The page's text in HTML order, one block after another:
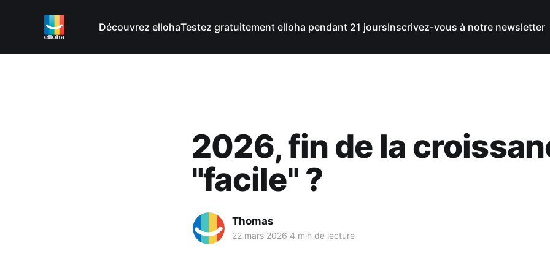
Découvrez ellohaTestez gratuitement elloha pendant 21 joursInscrivez-vous à notre newsletter
2026, fin de la
"facile" ?
Thomas
22 mars 2026 4 min de lecture